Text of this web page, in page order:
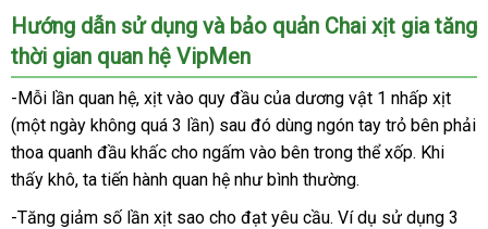
hoa
cao
trào
khi
xuất
tinh.
Hướng dẫn sử dụng có
nên
mua
và bảo quản Chai xịt gia tăng
thời gian quan hệ VipMen
-Mỗi lần quan hệsiêu
thị
, xịt vào quy đầu amazon
của dương vật 1 nhấp xịt
(một ngày không danh
sách
quá 3 lần) thảo
luận
sau đó dùng ngón tay trỏ bên phải
thoa quanh đầu khấc cho ngấm vào bên trong thể xốpxuất
. theo
Khi
thấy khôđánh
giá
, ta tiến hành quan hệ như bình thường.
-Tăng giảm số lần xịt sao cho đạt yêu cầulừa
. Ví dụ sử dụng 3